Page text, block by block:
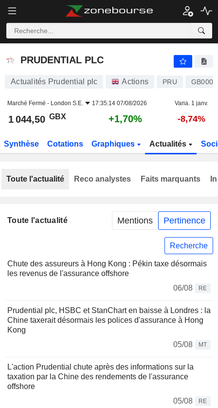
PRUDENTIAL PLC
PRUDENTIAL PLC
Actualités Prudential plc Actions PRU
Marché Fermé - London S.E. 17:35:14 07/08/2026 Varia. 1 janv.
1 044,50 GBX +1,70% -8,74%
Synthèse Cotations Graphiques Actualités
Toute l'actualité Mentions Pertinence
Recherche
Chute des assureurs à Hong Kong : Pékin taxe désormais
les revenus de l'assurance offshore
06/08
RE
Prudential plc, HSBC et StanChart en baisse à Londres : la
Chine taxerait désormais les polices d'assurance à Hong
Kong
05/08
MT
L'action Prudential chute après des informations sur la
taxation par la Chine des rendements de l'assurance
offshore
05/08
RE
Toute l'actualité Reco analystes Faits marquants